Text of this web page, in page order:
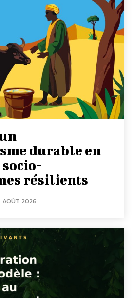
durable en
résilients
AOÛT 2026